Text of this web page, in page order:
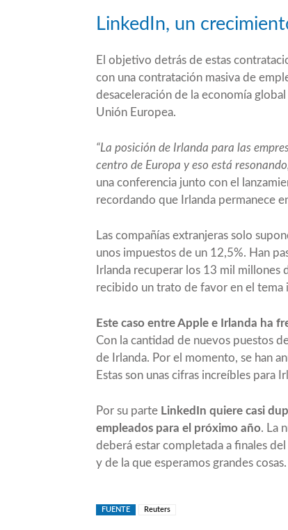
LinkedIn, un
El objetivo detrás de estas
con una contratación masiva de
desaceleración de la economía
Unión Europea.
“La posición de Irlanda para las
centro de Europa y eso está
una conferencia junto con el
recordando que Irlanda permanece
Las compañías extranjeras solo
unos impuestos de un 12,5%. Han
Irlanda recuperar los 13 mil millones
recibido un trato de favor en el tema
Este caso entre Apple e Irlanda ha
Con la cantidad de nuevos puestos
de Irlanda. Por el momento, se han
Estas son unas cifras increíbles para
Por su parte LinkedIn quiere casi
empleados para el próximo año. La
deberá estar completada a finales
y de la que esperamos grandes cosas.
FUENTE Reuters